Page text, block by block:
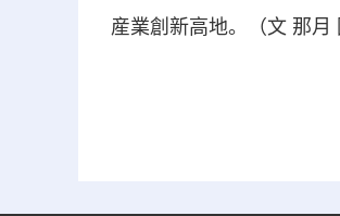
産業創新高地。（文 那月